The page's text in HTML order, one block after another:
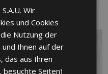
GERMAN
PORTUGUESE
Wir
und Cookies
Nutzung der
Ihnen auf der
das aus Ihren
besuchte Seiten)